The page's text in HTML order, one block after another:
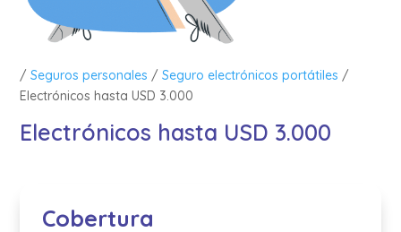
/Seguros personales /Seguro electrónicos portátiles /
Electrónicos hasta USD 3.000
Electrónicos hasta USD 3.000
Cobertura